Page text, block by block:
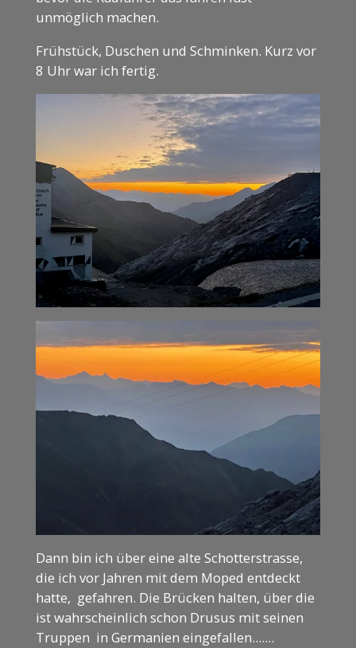
unmöglich machen.
Frühstück, Duschen und Schminken. Kurz vor
8 Uhr war ich fertig.
Dann bin ich über eine alte Schotterstrasse,
die ich vor Jahren mit dem Moped entdeckt
hatte, gefahren. Die Brücken halten, über die
ist wahrscheinlich schon Drusus mit seinen
Truppen in Germanien eingefallen.......